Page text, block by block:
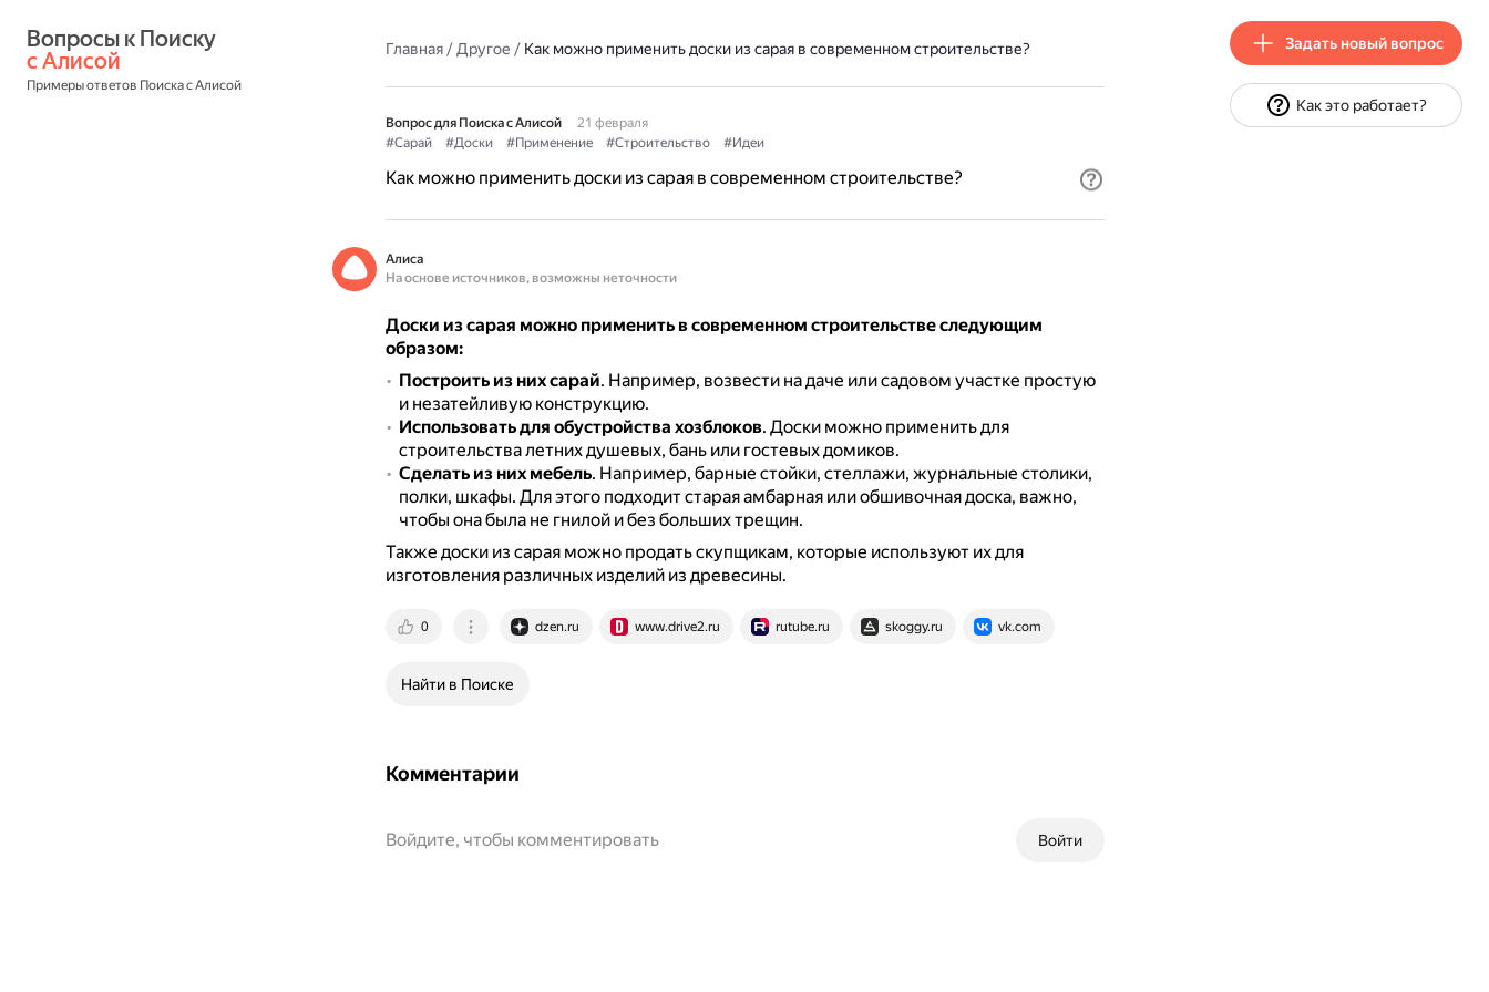
с Алисой
Примеры ответов Поиска с Алисой
Главная/Другое / Как можно применить доски из сарая в современном строительстве?
Вопрос для Поиска с Алисой
21 февраля
#Сарай
#Доски #Применение #Строительство #Идеи
Как можно применить доски из сарая в современном строительстве?
Алиса
На основе источников, возможны неточности
Доски из сарая можно применить в современном строительстве следующим
образом:
Построить из них сарай. Например, возвести на даче или садовом участке простую
и незатейливую конструкцию.
Использовать для обустройства хозблоков. Доски можно применить для
строительства летних душевых, бань или гостевых домиков.
Сделать из них мебель. Например, барные стойки, стеллажи, журнальные столики,
полки, шкафы. Для этого подходит старая амбарная или обшивочная доска, важно,
чтобы она была не гнилой и без больших трещин.
Также доски из сарая можно продать скупщикам, которые используют их для
изготовления различных изделий из древесины.
0 dzen.ru www.drive2.ru rutube.ru skoggy.ru vk.com
Найти в Поиске
Комментарии
Войти
Войдите, чтобы комментировать
Задать новый вопрос
Как это работает?